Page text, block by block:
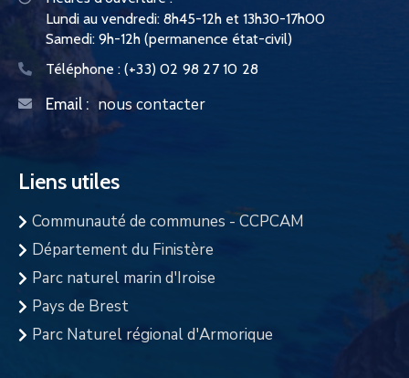
Lundi au vendredi: 8h45-12h et 13h30-17h00
Samedi: 9h-12h (permanence état-civil)
Téléphone : (+33) 02 98 27 10 28
Email : nous contacter
Liens utiles
Communauté de communes - CCPCAM
Département du Finistère
Parc naturel marin d'Iroise
Pays de Brest
Parc Naturel régional d'Armorique